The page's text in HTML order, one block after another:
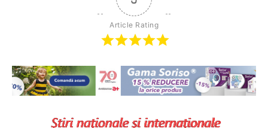
Article Rating